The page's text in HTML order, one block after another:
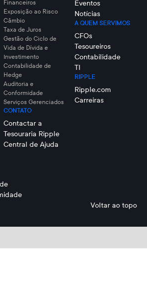
Financeiros
Exposição ao Risco
Câmbio
Taxa de Juros
Gestão do Ciclo de
Vida de Dívida e
Investimento
Contabilidade de
Hedge
Auditoria e
Conformidade
Serviços Gerenciados
CONTATO
Contactar a
Tesouraria Ripple
Central de Ajuda
Eventos
Notícias
A QUEM SERVIMOS
CFOs
Tesoureiros
Contabilidade
TI
RIPPLE
Ripple.com
Carreiras
Voltar ao topo